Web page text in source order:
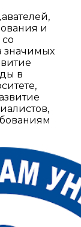
и
значимых
в